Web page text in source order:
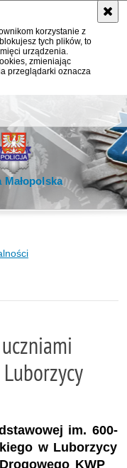
korzystanie z
tych plików, to
urządzenia.
zmieniając
przeglądarki oznacza
Małopolska
im. 600-
w Luborzycy
KWP